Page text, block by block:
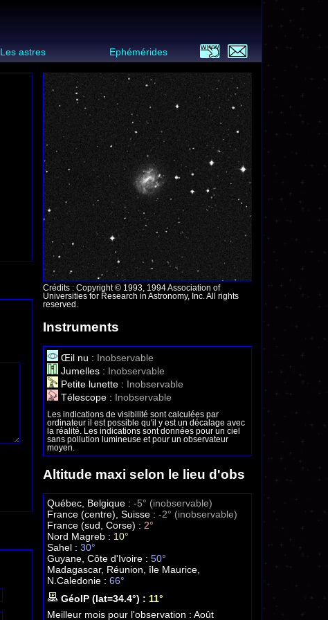
Les astres Ephémérides
Crédits : Copyright © 1993, 1994 Association of
Universities for Research in Astronomy, Inc. All rights
reserved.
Instruments
Œil nu : Inobservable
Jumelles : Inobservable
Petite lunette : Inobservable
Télescope : Inobservable
Les indications de visibilité sont calculées par
ordinateur il est possible qu'il y est un décalage avec
la réalité. Les indications sont données pour un ciel
sans pollution lumineuse et pour un observateur
moyen.
Altitude maxi selon le lieu d'obs
Québec, Belgique : -5° (inobservable)
France (centre), Suisse : -2° (inobservable)
France (sud, Corse) : 2°
Nord Magreb : 10°
Sahel : 30°
Guyane, Côte d'Ivoire : 50°
Madagascar, Réunion, île Maurice,
N.Caledonie : 66°
GéoIP (lat=34.4°) : 11°
Meilleur mois pour l'observation : Août